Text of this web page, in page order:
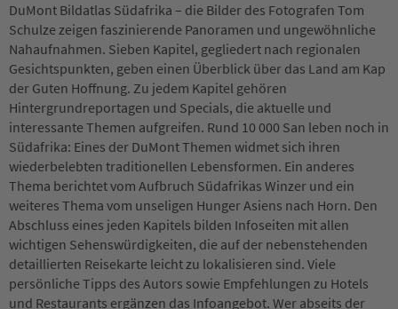
DuMont Bildatlas Südafrika – die Bilder des Fotografen Tom
Schulze zeigen faszinierende Panoramen und ungewöhnliche
Nahaufnahmen. Sieben Kapitel, gegliedert nach regionalen
Gesichtspunkten, geben einen Überblick über das Land am Kap
der Guten Hoffnung. Zu jedem Kapitel gehören
Hintergrundreportagen und Specials, die aktuelle und
interessante Themen aufgreifen. Rund 10 000 San leben noch in
Südafrika: Eines der DuMont Themen widmet sich ihren
wiederbelebten traditionellen Lebensformen. Ein anderes
Thema berichtet vom Aufbruch Südafrikas Winzer und ein
weiteres Thema vom unseligen Hunger Asiens nach Horn. Den
Abschluss eines jeden Kapitels bilden Infoseiten mit allen
wichtigen Sehenswürdigkeiten, die auf der nebenstehenden
detaillierten Reisekarte leicht zu lokalisieren sind. Viele
persönliche Tipps des Autors sowie Empfehlungen zu Hotels
und Restaurants ergänzen das Infoangebot. Wer abseits der